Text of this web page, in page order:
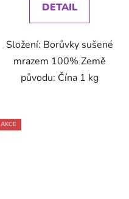
DETAIL
Složení: Borůvky sušené
mrazem 100% Země
původu: Čína 1 kg
AKCE